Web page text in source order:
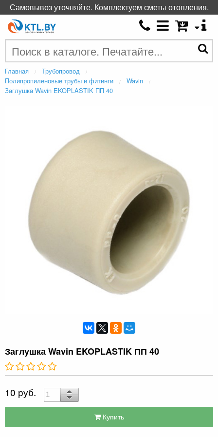
Главная
Трубопровод
Полипропиленовые трубы и фитинги
Wavin
Заглушка Wavin EKOPLASTIK ПП 40
Заглушка Wavin EKOPLASTIK ПП 40
10 руб.
Купить
Самовывоз уточняйте. Комплектуем сметы отопления.